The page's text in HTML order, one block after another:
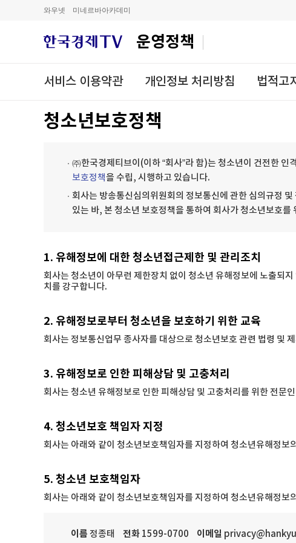
와우넷 미네르바아카데미
운영정책
서비스 이용약관 개인정보 처리방침 법적고
청소년보호정책
㈜한국경제티브이(이하 “회사”라 함)는 청소년이 건전한 인
보호정책을 수립, 시행하고 있습니다.
회사는 방송통신심의위원회의 정보통신에 관한 심의규정
있는 바, 본 청소년 보호정책을 통하여 회사가 청소년보호
1. 유해정보에 대한 청소년접근제한 및 관리조치
회사는 청소년이 아무런 제한장치 없이 청소년 유해정보에 노출되
치를 강구합니다.
2. 유해정보로부터 청소년을 보호하기 위한 교육
회사는 정보통신업무 종사자를 대상으로 청소년보호 관련 법령 및
3. 유해정보로 인한 피해상담 및 고충처리
회사는 청소년 유해정보로 인한 피해상담 및 고충처리를 위한 전문
4. 청소년보호 책임자 지정
회사는 아래와 같이 청소년보호책임자를 지정하여 청소년유해정
5. 청소년 보호책임자
회사는 아래와 같이 청소년보호책임자를 지정하여 청소년유해정
이름 정종태 전화 1599-0700 이메일